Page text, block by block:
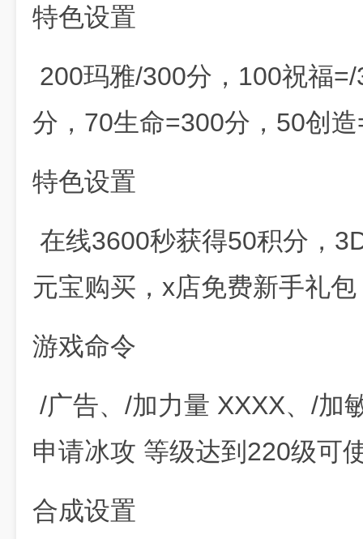
特色设置
200玛雅/300分，100祝福
分，70生命=300分，50创
特色设置
在线3600秒获得50积分，
元宝购买，x店免费新手礼包
游戏命令
/广告、/加力量 XXXX、/加
申请冰攻 等级达到220级可
合成设置